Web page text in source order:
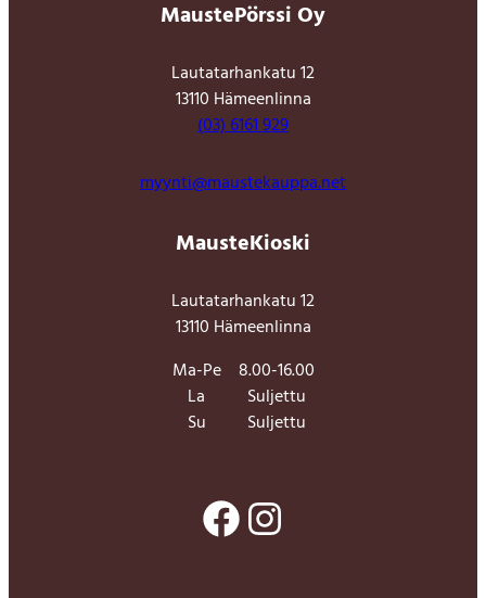
MaustePörssi Oy
Lautatarhankatu 12
13110 Hämeenlinna
(03) 6161 929
myynti@maustekauppa.net
MausteKioski
Lautatarhankatu 12
13110 Hämeenlinna
Ma-Pe
8.00-16.00
La
Suljettu
Su
Suljettu
Facebook Instagram